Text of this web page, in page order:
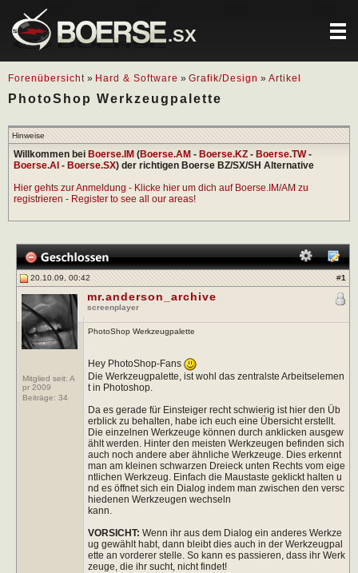
.SX
Forenübersicht » Hard & Software » Grafik/Design » Artikel
PhotoShop Werkzeugpalette
Hinweise
Willkommen bei Boerse.IM (Boerse.AM - Boerse.KZ - Boerse.TW-
Boerse.AI - Boerse.SX) der richtigen Boerse BZ/SX/SH Alternative
Hier gehts zur Anmeldung - Klicke hier um dich auf Boerse.IM/AM zu
registrieren - Register to see all our areas!
20.10.09, 00:42 #1
Mitglied seit: A
pr 2009
Beiträge: 34
mr.anderson_archive
screenplayer
PhotoShop Werkzeugpalette
Hey PhotoShop-Fans
Die Werkzeugpalette, ist wohl das zentralste Arbeitselemen
t in Photoshop.
Da es gerade für Einsteiger recht schwierig ist hier den Üb
erblick zu behalten, habe ich euch eine Übersicht erstellt.
Die einzelnen Werkzeuge können durch anklicken ausgew
ählt werden. Hinter den meisten Werkzeugen befinden sich
auch noch andere aber ähnliche Werkzeuge. Dies erkennt
man am kleinen schwarzen Dreieck unten Rechts vom eige
ntlichen Werkzeug. Einfach die Maustaste geklickt halten u
nd es öffnet sich ein Dialog indem man zwischen den versc
hiedenen Werkzeugen wechseln
kann.
VORSICHT: Wenn ihr aus dem Dialog ein anderes Werkze
ug gewählt habt, dann bleibt dies auch in der Werkzeugpal
ette an vorderer stelle. So kann es passieren, dass ihr Werk
zeuge, die ihr sucht, nicht findet!